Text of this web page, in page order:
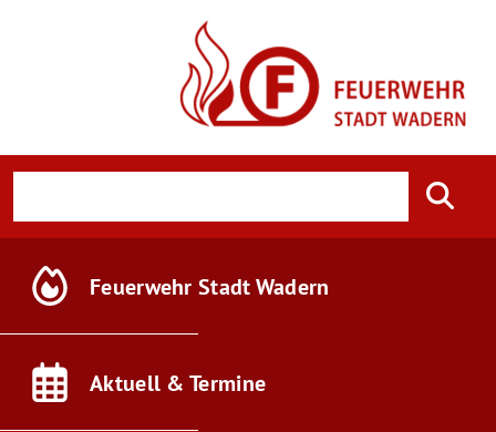
Feuerwehr Stadt Wadern
Aktuell & Termine